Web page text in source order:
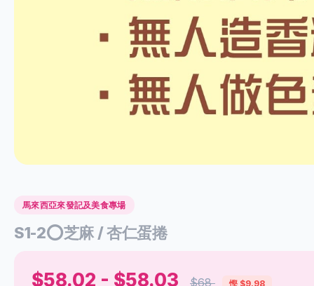
馬來西亞來發記及美食專場
S1-2⭕️芝麻 / 杏仁蛋捲
$58.02 - $58.03 $68 慳 $9.98